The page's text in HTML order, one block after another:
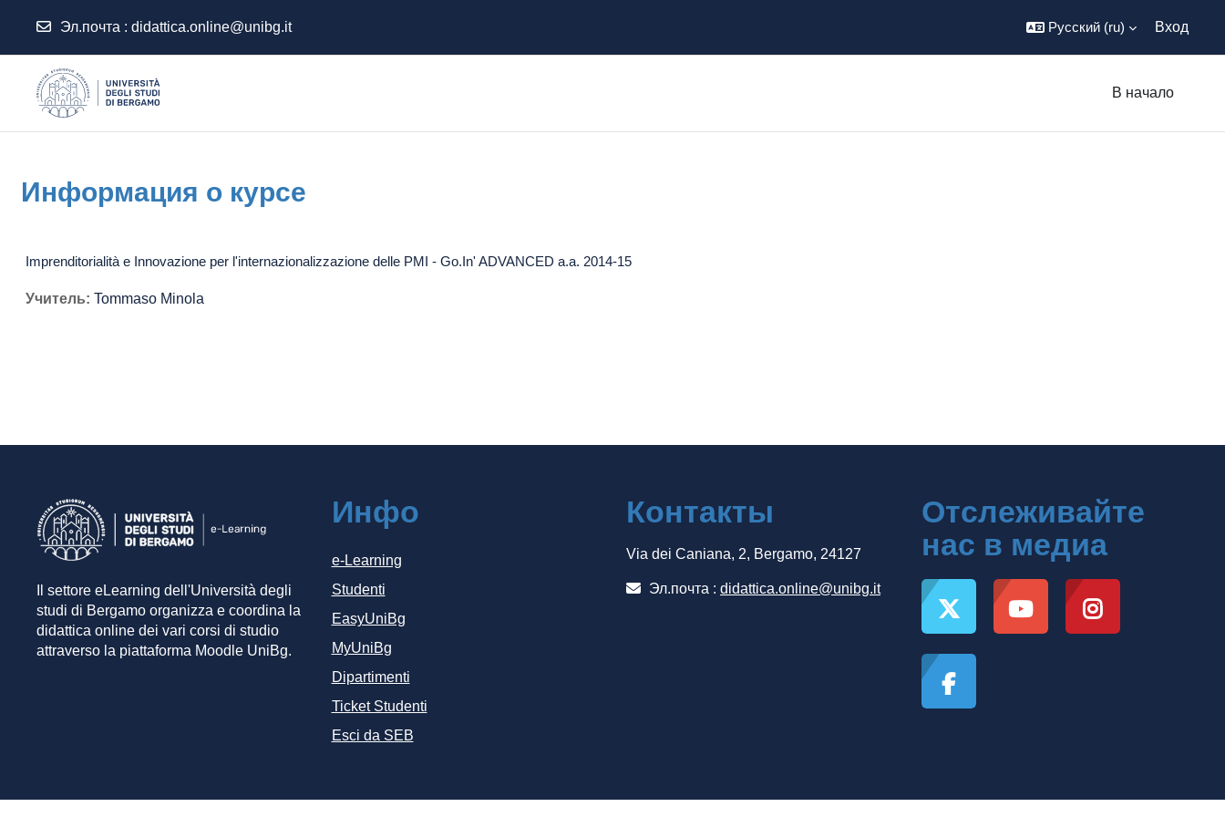
Эл.почта : didattica.online@unibg.it Русский ‎(ru)‎ Вход
В начало
Информация о курсе
Imprenditorialità e Innovazione per l'internazionalizzazione delle PMI - Go.In' ADVANCED a.a. 2014-15
Учитель: Tommaso Minola
Il settore eLearning dell'Università degli
studi di Bergamo organizza e coordina la
didattica online dei vari corsi di studio
attraverso la piattaforma Moodle UniBg.
Инфо
e-Learning
Studenti
EasyUniBg
MyUniBg
Dipartimenti
Ticket Studenti
Esci da SEB
Контакты
Via dei Caniana, 2, Bergamo, 24127
Эл.почта : didattica.online@unibg.it
Отслеживайте
нас в медиа